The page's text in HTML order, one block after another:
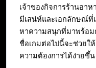
เจ้าของกิจการร้านอา
มีเสน่ห์และเอกลักษณ์ที่
หาความสนุกที่มาพร้อม
ชื่อเกมต่อไปนี้จะช่วยใ
ความต้องการได้ง่ายขึ้น